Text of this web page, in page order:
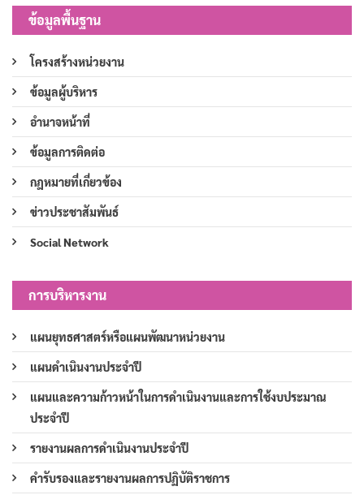
ข้อมูลพื้นฐาน
โครงสร้างหน่วยงาน
ข้อมูลผู้บริหาร
อำนาจหน้าที่
ข้อมูลการติดต่อ
กฎหมายที่เกี่ยวข้อง
ข่าวประชาสัมพันธ์
Social Network
การบริหารงาน
แผนยุทธศาสตร์หรือแผนพัฒนาหน่วยงาน
แผนดำเนินงานประจำปี
แผนและความก้าวหน้าในการดำเนินงานและการใช้งบประมาณ
ประจำปี
รายงานผลการดำเนินงานประจำปี
คำรับรองและรายงานผลการปฏิบัติราชการ